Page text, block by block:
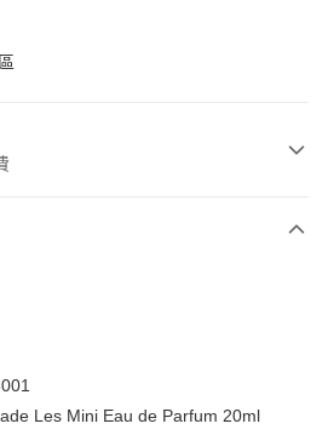
Les Mini Eau de Parfum 20ml